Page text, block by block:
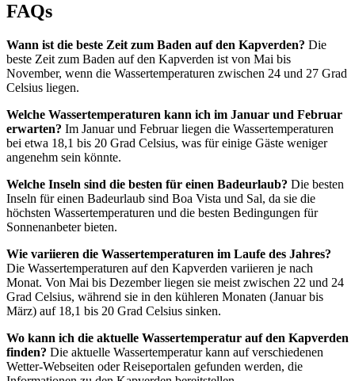
FAQs
Wann ist die beste Zeit zum Baden auf den Kapverden? Die
beste Zeit zum Baden auf den Kapverden ist von Mai bis
November, wenn die Wassertemperaturen zwischen 24 und 27 Grad
Celsius liegen.
Welche Wassertemperaturen kann ich im Januar und Februar
erwarten? Im Januar und Februar liegen die Wassertemperaturen
bei etwa 18,1 bis 20 Grad Celsius, was für einige Gäste weniger
angenehm sein könnte.
Welche Inseln sind die besten für einen Badeurlaub? Die besten
Inseln für einen Badeurlaub sind Boa Vista und Sal, da sie die
höchsten Wassertemperaturen und die besten Bedingungen für
Sonnenanbeter bieten.
Wie variieren die Wassertemperaturen im Laufe des Jahres?
Die Wassertemperaturen auf den Kapverden variieren je nach
Monat. Von Mai bis Dezember liegen sie meist zwischen 22 und 24
Grad Celsius, während sie in den kühleren Monaten (Januar bis
März) auf 18,1 bis 20 Grad Celsius sinken.
Wo kann ich die aktuelle Wassertemperatur auf den Kapverden
finden? Die aktuelle Wassertemperatur kann auf verschiedenen
Wetter-Webseiten oder Reiseportalen gefunden werden, die